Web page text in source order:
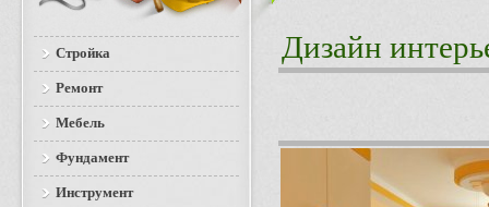
Дизайн
Стройка
Ремонт
Мебель
Фундамент
Инструмент